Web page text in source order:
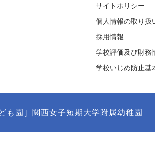
サイトポリシー
個人情報の取り扱
採用情報
学校評価及び財務
学校いじめ防止基
も園］関西女子短期大学附属幼稚園